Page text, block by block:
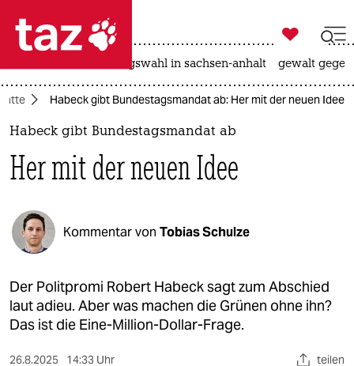
 taz zahl ich
taz zahl ich
themen
politik
öko
gesellschaft
kultur
sport
berlin

taz zahl ich
landtagswahl in sachsen-anhalt gewalt
Habeck gibt Bundestagsmandat ab: Her mit der neuen Idee
Habeck gibt Bundestagsmandat ab
Her mit der neuen Idee
Kommentar von Tobias Schulze
Der Politpromi Robert Habeck sagt zum Abschied
laut adieu. Aber was machen die Grünen ohne ihn?
Das ist die Eine-Million-Dollar-Frage.
26.8.2025 14:33 Uhr teilen